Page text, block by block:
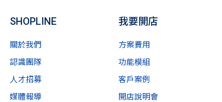
SHOPLINE
關於我們
認識團隊
人才招募
媒體報導
我要開店
方案費用
功能模組
客戶案例
開店說明會